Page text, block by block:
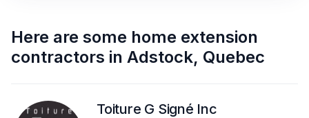
Here are some home extension
contractors in Adstock, Quebec
Toiture G Signé Inc